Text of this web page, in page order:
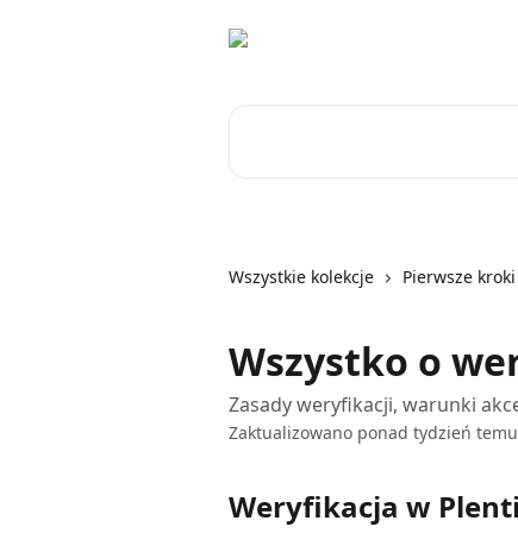
Wszystkie kolekcje Pierwsze kroki
Wszystko o
Zasady weryfikacji, warunki
Zaktualizowano ponad tydzień temu
Weryfikacja w